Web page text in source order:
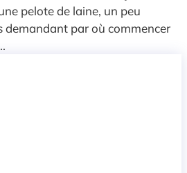
pelote de laine, un peu
demandant par où commencer